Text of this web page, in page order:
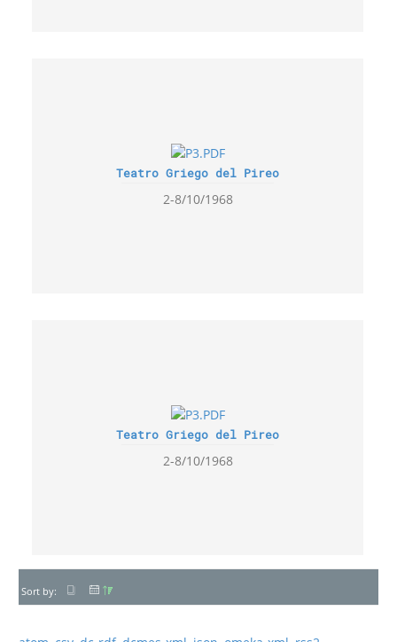
Teatro Griego del Pireo
2-8/10/1968
Teatro Griego del Pireo
2-8/10/1968
Sort by: